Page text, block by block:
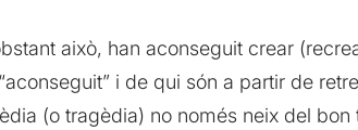
això, han aconseguit crear
i de qui són a partir de
(o tragèdia) no només neix del